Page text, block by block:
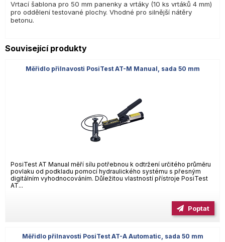
Vrtací šablona pro 50 mm panenky a vrtáky (10 ks vrtáků 4 mm)
pro oddělení testované plochy. Vhodné pro silnější nátěry
betonu.
Související produkty
Měřidlo přilnavosti PosiTest AT-M Manual, sada 50 mm
PosiTest AT Manual měří sílu potřebnou k odtržení určitého průměru
povlaku od podkladu pomocí hydraulického systému s přesným
digitálním vyhodnocováním. Důležitou vlastností přístroje PosiTest
AT...
Poptat
Měřidlo přilnavosti PosiTest AT-A Automatic, sada 50 mm